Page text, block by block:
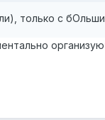
только с